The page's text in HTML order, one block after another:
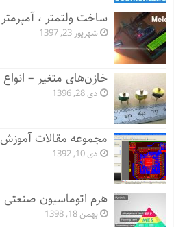
ساخت ولتمتر ، آمپرمتر
شهریور 23, 1397
خازن‌های متغیر –
دی 28, 1396
مجموعه مقالات آموزش
دی 10, 1392
هرم اتوماسیون صنعتی
بهمن 18, 1398